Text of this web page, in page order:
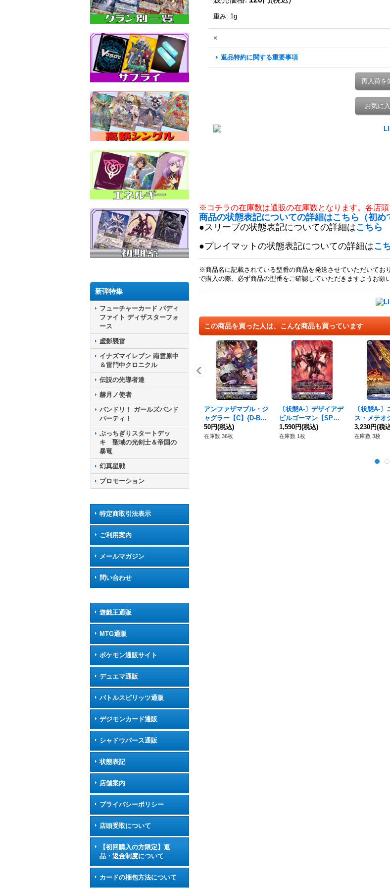
新弾特集
フューチャーカード バディ
ファイト ディザスターフォ
ース
虚影襲雷
イナズマイレブン 南雲原中
＆雷門中クロニクル
伝説の先導者達
赫月ノ使者
バンドリ！ ガールズバンド
パーティ！
ぶっちぎりスタートデッ
キ 聖域の光剣士＆帝国の
暴竜
幻真星戦
プロモーション
特定商取引法表示
ご利用案内
メールマガジン
問い合わせ
遊戯王通販
MTG通販
ポケモン通販サイト
デュエマ通販
バトルスピリッツ通販
デジモンカード通販
シャドウバース通販
状態表記
店舗案内
プライバシーポリシー
店頭受取について
【初回購入の方限定】返
品・返金制度について
カードの梱包方法について
重み: 1g
×
返品特約に関する重要事項
再入荷を
お気に
※コチラの在庫数は通販の在庫数となります。各店頭
商品の状態表記についての詳細はこちら（初め
●スリーブの状態表記についての詳細はこちら
●プレイマットの状態表記についての詳細はこ
※商品名に記載されている型番の商品を発送させていただいて
で購入の際、必ず商品の型番をご確認していただきますようお願
この商品を買った人は、こんな商品も買っています
アンファザマブル・ジ
ャグラー【C】{D-BT1
2/066}《ダークステイ
ツ》
50円(税込)
在庫数 36枚
〔状態A-〕デザイアデ
ビルゴーマン【SP】
{D-BT03/SP29}《ダー
クステイツ》
1,590円(税込)
在庫数 1枚
〔状態A-〕
ス・メテオ
【SP】{D-
3}《ブラン
3,230円(税
在庫数 3枚